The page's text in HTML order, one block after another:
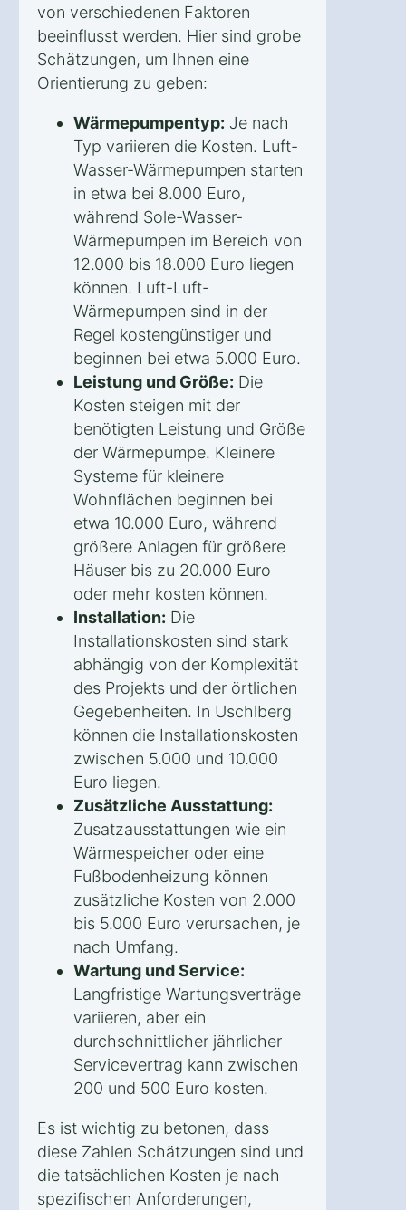
von verschiedenen Faktoren
beeinflusst werden. Hier sind grobe
Schätzungen, um Ihnen eine
Orientierung zu geben:
Wärmepumpentyp: Je nach
Typ variieren die Kosten. Luft-
Wasser-Wärmepumpen starten
in etwa bei 8.000 Euro,
während Sole-Wasser-
Wärmepumpen im Bereich von
12.000 bis 18.000 Euro liegen
können. Luft-Luft-
Wärmepumpen sind in der
Regel kostengünstiger und
beginnen bei etwa 5.000 Euro.
Leistung und Größe: Die
Kosten steigen mit der
benötigten Leistung und Größe
der Wärmepumpe. Kleinere
Systeme für kleinere
Wohnflächen beginnen bei
etwa 10.000 Euro, während
größere Anlagen für größere
Häuser bis zu 20.000 Euro
oder mehr kosten können.
Installation: Die
Installationskosten sind stark
abhängig von der Komplexität
des Projekts und der örtlichen
Gegebenheiten. In Uschlberg
können die Installationskosten
zwischen 5.000 und 10.000
Euro liegen.
Zusätzliche Ausstattung:
Zusatzausstattungen wie ein
Wärmespeicher oder eine
Fußbodenheizung können
zusätzliche Kosten von 2.000
bis 5.000 Euro verursachen, je
nach Umfang.
Wartung und Service:
Langfristige Wartungsverträge
variieren, aber ein
durchschnittlicher jährlicher
Servicevertrag kann zwischen
200 und 500 Euro kosten.
Es ist wichtig zu betonen, dass
diese Zahlen Schätzungen sind und
die tatsächlichen Kosten je nach
spezifischen Anforderungen,